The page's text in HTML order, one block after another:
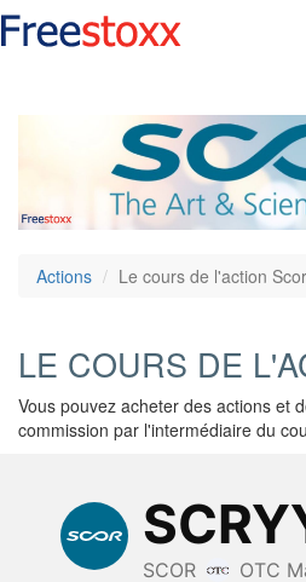
Actions Le cours de l'action Scor
LE COURS DE
Vous pouvez acheter des actions et
commission par l'intermédiaire du